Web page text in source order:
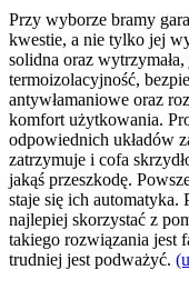
Przy wyborze bramy
kwestie, a nie tylko jej
solidna oraz
termoizolacyjność,
antywłamaniowe oraz
komfort użytkowania.
odpowiednich układów
zatrzymuje i cofa
jakąś przeszkodę.
staje się ich automatyka.
najlepiej skorzystać z
takiego rozwiązania jest
trudniej jest podważyć.